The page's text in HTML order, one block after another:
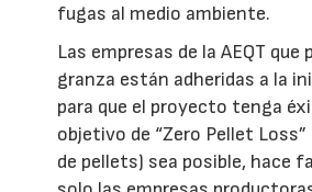
fugas al medio ambiente.
Las empresas de la AEQT que
granza están adheridas a la
para que el proyecto tenga
objetivo de “Zero Pellet Loss”
de pellets) sea posible, hace